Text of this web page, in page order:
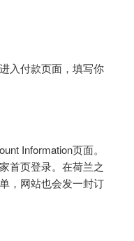
入付款页面，填写你
Information页面。
首页登录。在荷兰之
，网站也会发一封订